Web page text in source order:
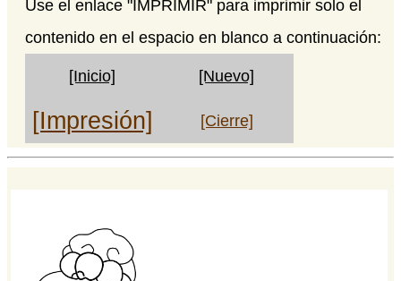
Use el enlace "IMPRIMIR" para imprimir solo el
contenido en el espacio en blanco a continuación:
[Inicio] [Nuevo]
[Impresión] [Cierre]